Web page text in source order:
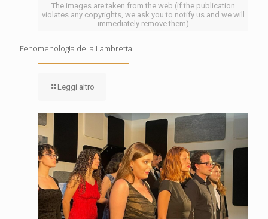
The images are taken from the web (if the publication
violates any copyrights, we ask you to notify us and we will
immediately remove them)
Fenomenologia della Lambretta
Leggi altro